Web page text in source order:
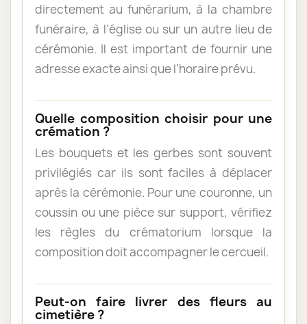
directement au funérarium, à la chambre
funéraire, à l’église ou sur un autre lieu de
cérémonie. Il est important de fournir une
adresse exacte ainsi que l’horaire prévu.
Quelle composition choisir pour une
crémation ?
Les bouquets et les gerbes sont souvent
privilégiés car ils sont faciles à déplacer
après la cérémonie. Pour une couronne, un
coussin ou une pièce sur support, vérifiez
les règles du crématorium lorsque la
composition doit accompagner le cercueil.
Peut-on faire livrer des fleurs au
cimetière ?